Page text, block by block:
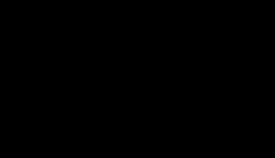
все этапы понятны. Доставка